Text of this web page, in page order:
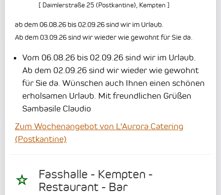
[ Daimlerstraße 25 (Postkantine) Kempten ]
ab dem 06.08.26 bis 02.09.26 sind wir im Urlaub.
Ab dem 03.09.26 sind wir wieder wie gewohnt für Sie da.
Vom 06.08.26 bis 02.09.26 sind wir im Urlaub.
Ab dem 02.09.26 sind wir wieder wie gewohnt
für Sie da. Wünschen auch Ihnen einen schönen
erholsamen Urlaub. Mit freundlichen Grüßen
Sambasile Claudio
Zum Wochenangebot von L'Aurora Catering
(Postkantine)
Fasshalle - Kempten -
Restaurant - Bar